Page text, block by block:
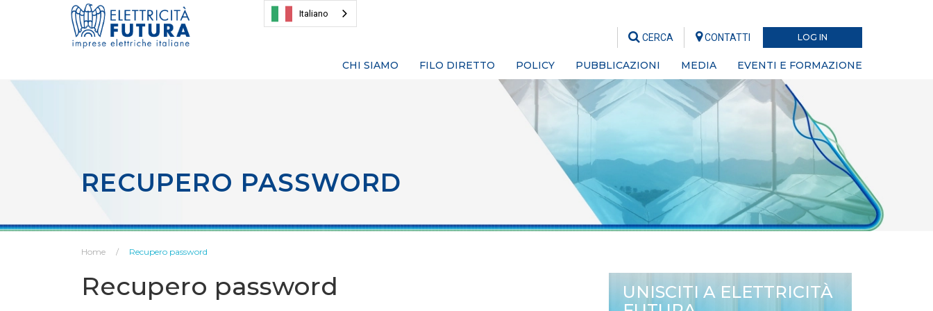
Italiano
LOG IN
CERCA CONTATTI
CHI SIAMO FILO DIRETTO POLICY PUBBLICAZIONI MEDIA EVENTI E FORMAZIONE
RECUPERO PASSWORD
Home Recupero password
Recupero password
UNISCITI A ELETTRICITÀ